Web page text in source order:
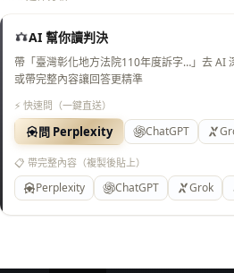
AI 幫你讀判決
帶「臺灣彰化地方法院110年度訴字…」去 AI
或帶完整內容讓回答更精準
⚡ 快速問（一鍵直送）
問 Perplexity ChatGPT
📋 帶完整內容（複製後貼上）
Perplexity ChatGPT Grok